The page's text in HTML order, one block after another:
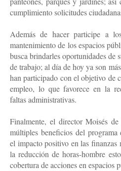
cumplimiento solicitudes
Además de hacer participe a
mantenimiento de los espacios
busca brindarles oportunidades de
de trabajo; al día de hoy ya son
han participado con el objetivo de
empleo, lo que favorece en la
faltas administrativas.
Finalmente, el director Moisés
múltiples beneficios del
el impacto positivo en las finanzas
la reducción de horas-hombre
cobertura de acciones en espacios